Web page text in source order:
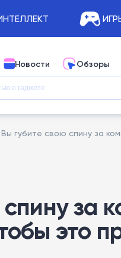
Новости Обзоры
Вы губите свою спину за
за
это